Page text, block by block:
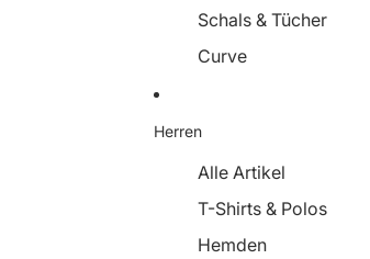
Schals & Tücher
Curve
Herren
Alle Artikel
T-Shirts & Polos
Hemden